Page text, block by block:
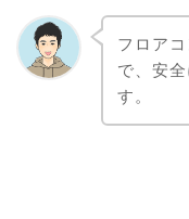
フロア
で、安
す。